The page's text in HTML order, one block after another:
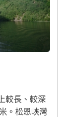
較長、較深
。松恩峽灣